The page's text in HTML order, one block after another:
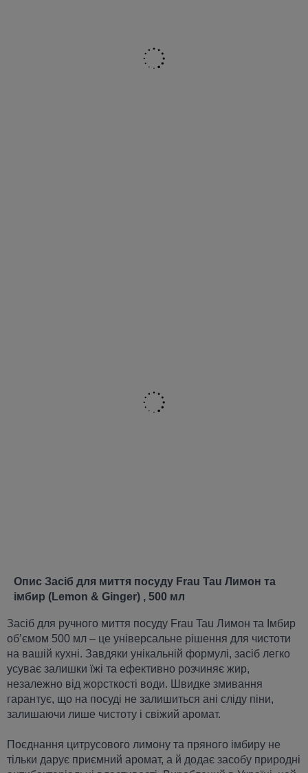
Опис Засіб для миття посуду Frau Tau Лимон та
імбир (Lemon & Ginger) , 500 мл
Засіб для ручного миття посуду Frau Tau Лимон та Імбир
об’ємом 500 мл – це універсальне рішення для чистоти
на вашій кухні. Завдяки унікальній формулі, засіб легко
усуває залишки їжі та ефективно розчиняє жир,
незалежно від жорсткості води. Швидке змивання
гарантує, що на посуді не залишиться ані сліду піни,
залишаючи лише чистоту і свіжий аромат.
Поєднання цитрусового лимону та пряного імбиру не
тільки дарує приємний аромат, а й додає засобу природні